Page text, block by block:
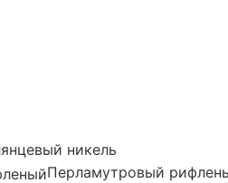
никель
Перламутровый